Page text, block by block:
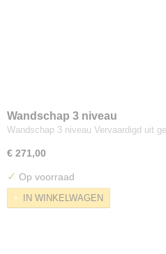
Wandschap 3 niveau
Wandschap 3 niveau Vervaardigd uit
€ 271,00
✓ Op voorraad
IN WINKELWAGEN